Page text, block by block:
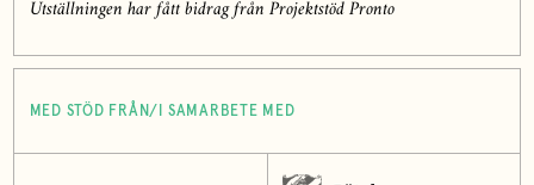
Utställningen har fått bidrag från Projektstöd Pronto
MED STÖD FRÅN/I SAMARBETE MED